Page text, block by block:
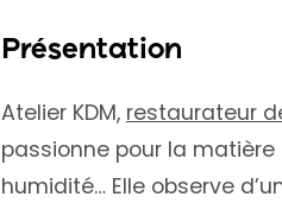
Présentation
Atelier KDM, restaurateur
passionne pour la matière
humidité… Elle observe